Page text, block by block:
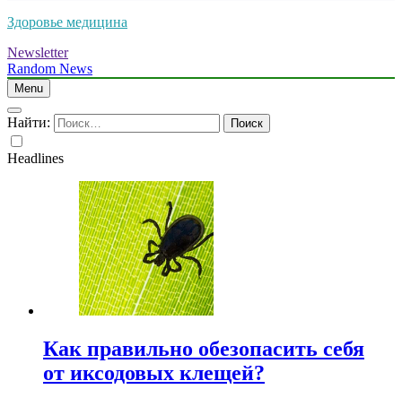
Здоровье медицина
Newsletter
Random News
Menu
Найти:
Headlines
Как правильно обезопасить себя
от иксодовых клещей?